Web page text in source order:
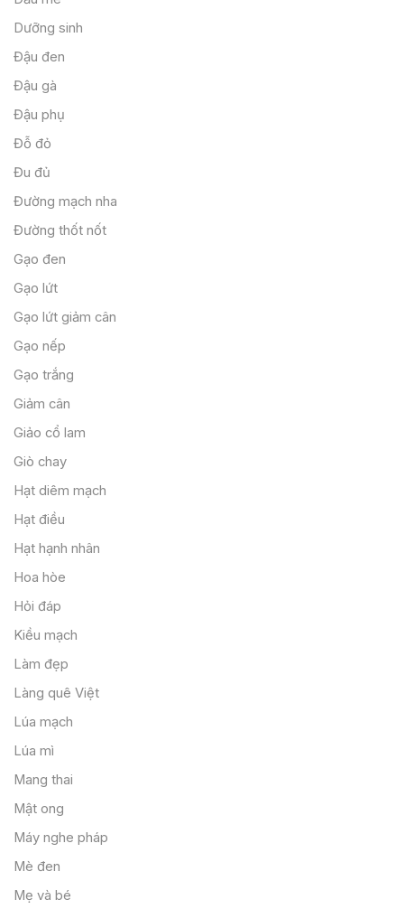
Dưỡng sinh
Đậu đen
Đậu gà
Đậu phụ
Đỗ đỏ
Đu đủ
Đường mạch nha
Đường thốt nốt
Gạo đen
Gạo lứt
Gạo lứt giảm cân
Gạo nếp
Gạo trắng
Giảm cân
Giảo cổ lam
Giò chay
Hạt diêm mạch
Hạt điều
Hạt hạnh nhân
Hoa hòe
Hỏi đáp
Kiều mạch
Làm đẹp
Làng quê Việt
Lúa mạch
Lúa mì
Mang thai
Mật ong
Máy nghe pháp
Mè đen
Mẹ và bé